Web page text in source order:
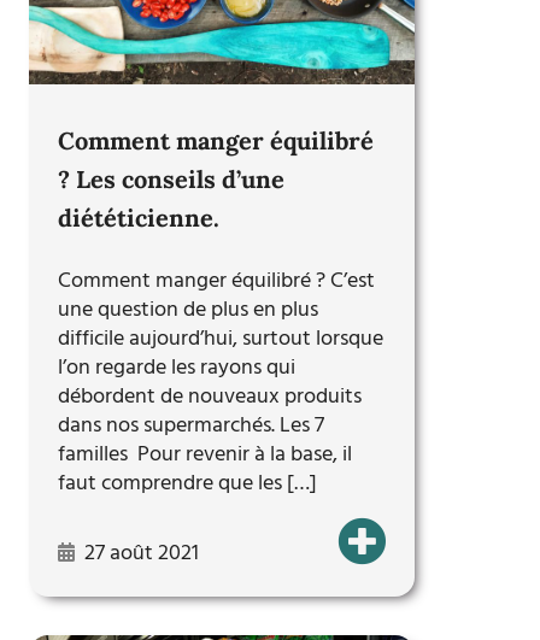
Comment manger équilibré
? Les conseils d’une
diététicienne.
Comment manger équilibré ? C’est
une question de plus en plus
difficile aujourd’hui, surtout lorsque
l’on regarde les rayons qui
débordent de nouveaux produits
dans nos supermarchés. Les 7
familles Pour revenir à la base, il
faut comprendre que les […]
27 août 2021